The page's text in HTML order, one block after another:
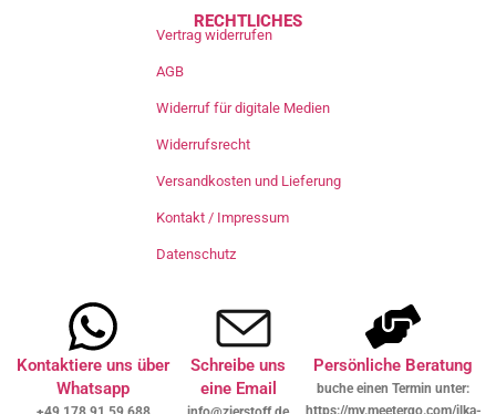
RECHTLICHES
Vertrag widerrufen
AGB
Widerruf für digitale Medien
Widerrufsrecht
Versandkosten und Lieferung
Kontakt / Impressum
Datenschutz
Kontaktiere uns über
Whatsapp
Schreibe uns
eine Email
Persönliche Beratung
buche einen Termin unter:
https://my.meetergo.com/ilka-